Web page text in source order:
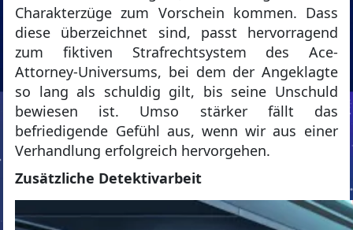
Charakterzüge zum Vorschein kommen. Dass
diese überzeichnet sind, passt hervorragend
zum fiktiven Strafrechtsystem des Ace-
Attorney-Universums, bei dem der Angeklagte
so lang als schuldig gilt, bis seine Unschuld
bewiesen ist. Umso stärker fällt das
befriedigende Gefühl aus, wenn wir aus einer
Verhandlung erfolgreich hervorgehen.
Zusätzliche Detektivarbeit